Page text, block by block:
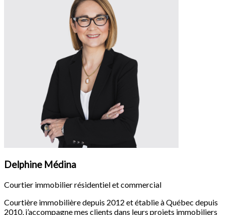
Delphine Médina
Courtier immobilier résidentiel et commercial
Courtière immobilière depuis 2012 et établie à Québec depuis
2010, j’accompagne mes clients dans leurs projets immobiliers